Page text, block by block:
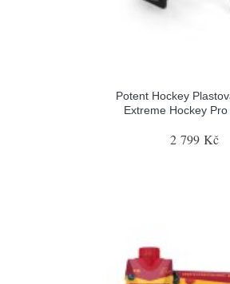
Potent Hockey
Extreme Hockey
2 799 Kč